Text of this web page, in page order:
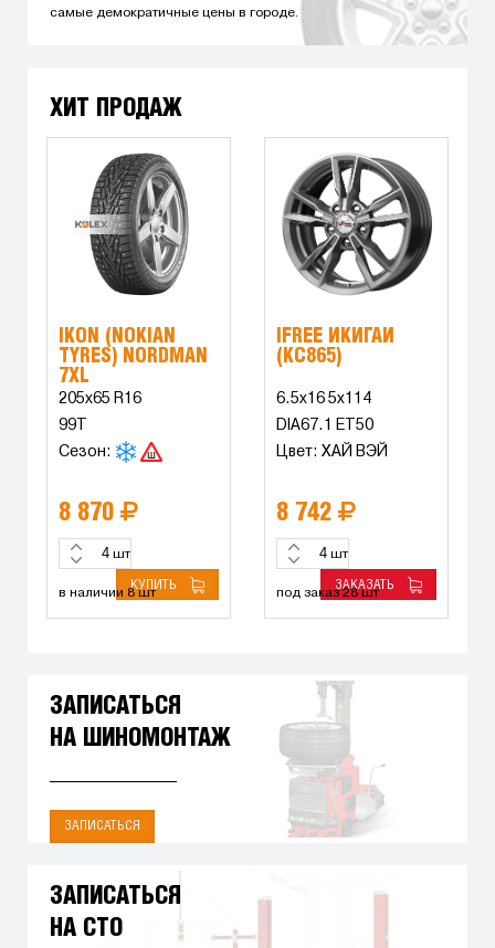
самые демократичные цены в городе.
ХИТ ПРОДАЖ
IKON (NOKIAN
TYRES) NORDMAN
7XL
205x65 R16
99T
Сезон:
8 870
шт
КУПИТЬ
в наличии 8 шт
IFREE ИКИГАЙ
(КС865)
6.5x16 5x114
DIA67.1 ET50
Цвет: ХАЙ ВЭЙ
8 742
шт
ЗАКАЗАТЬ
под заказ 28 шт
ЗАПИСАТЬСЯ
НА ШИНОМОНТАЖ
ЗАПИСАТЬСЯ
ЗАПИСАТЬСЯ
НА СТО